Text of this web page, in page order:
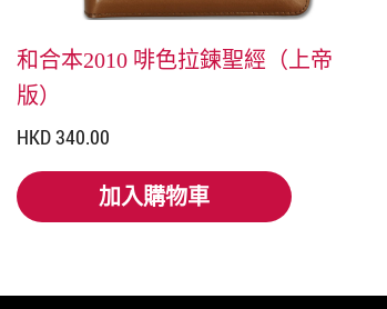
和合本2010 啡色拉鍊聖經（上帝
版）
HKD 340.00
加入購物車
加入購物車